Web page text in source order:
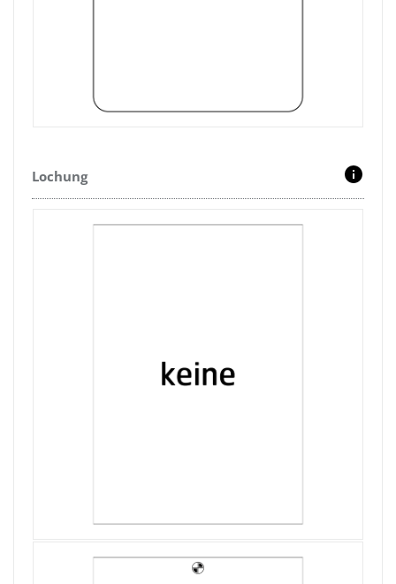
Lochung